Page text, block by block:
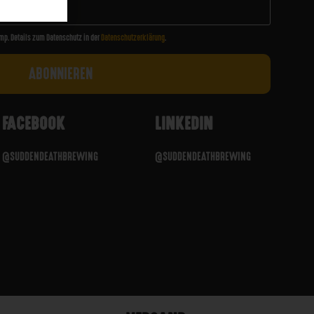
Details zum Datenschutz in der Datenschutzerklärung.
FACEBOOK
@SUDDENDEATHBREWING
LINKEDIN
@SUDDENDEATHBREWING